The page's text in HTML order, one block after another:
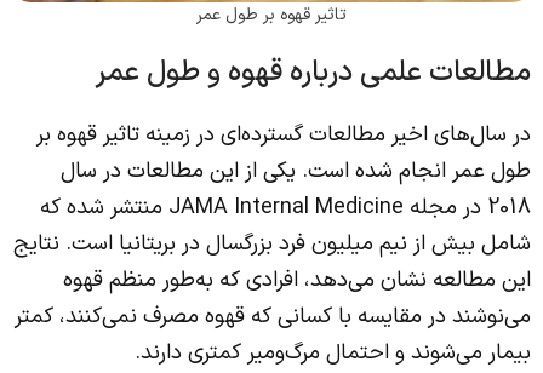
تاثیر قهوه بر طول عمر
مطالعات علمی درباره قهوه و طول عمر
در سال‌های اخیر مطالعات گسترده‌ای در زمینه تاثیر قهوه بر
طول عمر انجام شده است. یکی از این مطالعات در سال
2018 در مجله JAMA Internal Medicine منتشر شده که
شامل بیش از نیم میلیون فرد بزرگسال در بریتانیا است. نتایج
این مطالعه نشان می‌دهد، افرادی که به‌طور منظم قهوه
می‌نوشند در مقایسه با کسانی که قهوه مصرف نمی‌کنند، کمتر
بیمار می‌شوند و احتمال مرگ‌ومیر کمتری دارند.